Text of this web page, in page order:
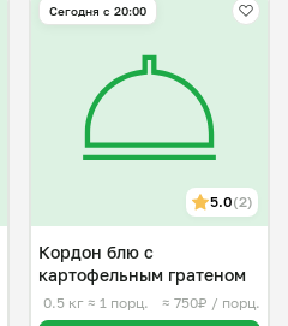
Сегодня с 20:00
5.0(2)
Кордон блю с
картофельным гратеном
0.5 кг ≈ 1 порц. ≈ 750₽ / порц.